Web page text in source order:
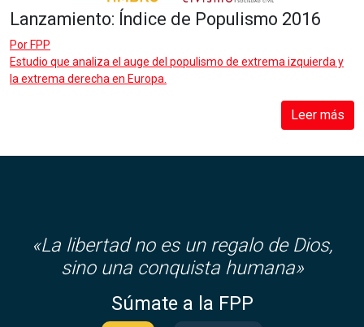
Lanzamiento: Índice de Populismo 2016
Por FPP
Estudio que analiza el auge del populismo de extrema izquierda y
la extrema derecha en Europa.
Leer más
«La libertad no es un regalo de Dios,
sino una conquista humana»
Súmate a la FPP